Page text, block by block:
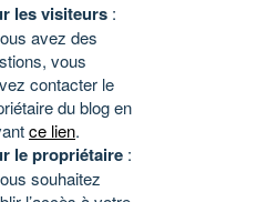
les visiteurs :
avez des
vous
contacter le
du blog en
ce lien.
le propriétaire :
souhaitez